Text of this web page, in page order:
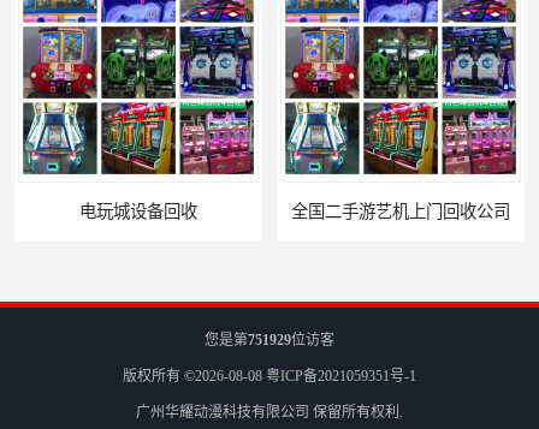
电玩城设备回收 全国二手游艺机上门回收公司
您是第751929位访客
版权所有 ©2026-08-08 粤ICP备2021059351号-1
广州华耀动漫科技有限公司 保留所有权利.